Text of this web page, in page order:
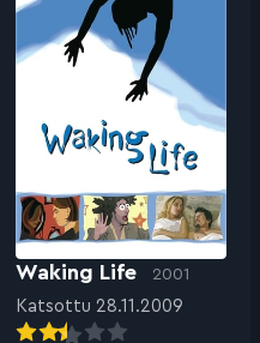
Waking Life 2001
Katsottu 28.11.2009